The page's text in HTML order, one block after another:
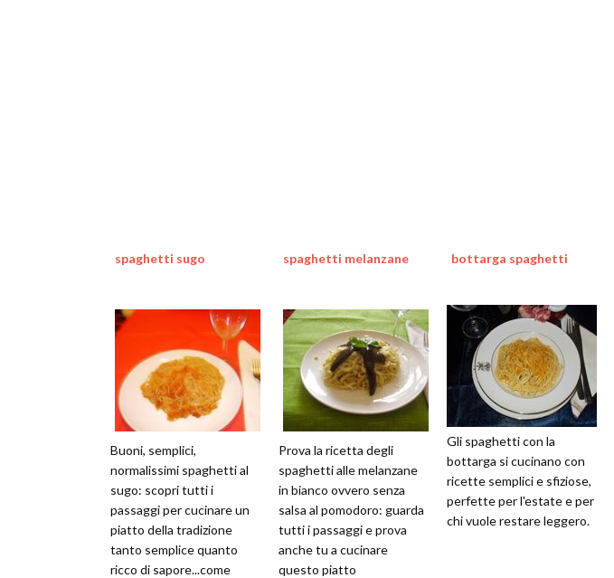
spaghetti sugo
Buoni, semplici,
normalissimi spaghetti al
sugo: scopri tutti i
passaggi per cucinare un
piatto della tradizione
tanto semplice quanto
ricco di sapore...come
spaghetti melanzane
Prova la ricetta degli
spaghetti alle melanzane
in bianco ovvero senza
salsa al pomodoro: guarda
tutti i passaggi e prova
anche tu a cucinare
questo piatto
bottarga spaghetti
Gli spaghetti con la
bottarga si cucinano con
ricette semplici e sfiziose,
perfette per l'estate e per
chi vuole restare leggero.